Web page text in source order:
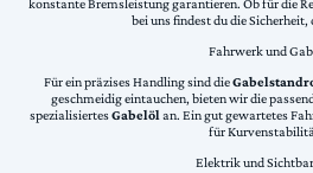
bei uns findest du die Sicherheit,
Fahrwerk und
Für ein präzises Handling sind die
geschmeidig eintauchen, bieten wir die
spezialisiertesGabelölan. Ein gut gewartetes
für
Elektrik und